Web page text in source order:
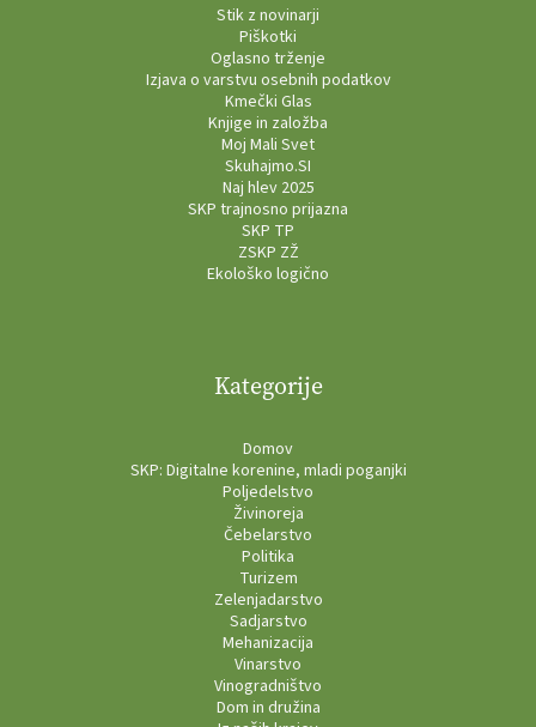
Stik z novinarji
Piškotki
Oglasno trženje
Izjava o varstvu osebnih podatkov
Kmečki Glas
Knjige in založba
Moj Mali Svet
Skuhajmo.SI
Naj hlev 2025
SKP trajnosno prijazna
SKP TP
ZSKP ZŽ
Ekološko logično
Kategorije
Domov
SKP: Digitalne korenine, mladi poganjki
Poljedelstvo
Živinoreja
Čebelarstvo
Politika
Turizem
Zelenjadarstvo
Sadjarstvo
Mehanizacija
Vinarstvo
Vinogradništvo
Dom in družina